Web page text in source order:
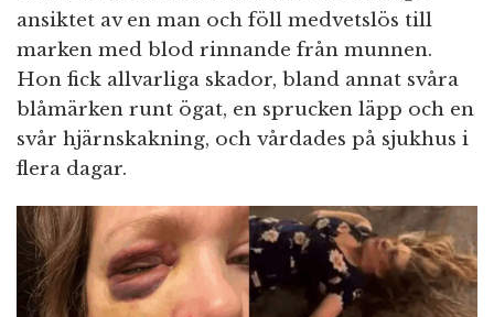
ansiktet av en man och föll medvetslös till
marken med blod rinnande från munnen.
Hon fick allvarliga skador, bland annat svåra
blåmärken runt ögat, en sprucken läpp och en
svår hjärnskakning, och vårdades på sjukhus i
flera dagar.